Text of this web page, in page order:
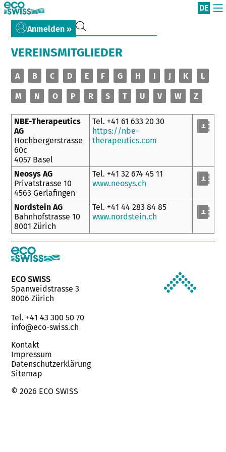
DE
VEREINSMITGLIEDER
A B C D E F G H I J K L
M N O P R S T U V W Z
NBE-Therapeutics
AG
Hochbergerstrasse
60c
4057 Basel
Tel. +41 61 633 20 30
https://nbe-
therapeutics.com
Neosys AG
Privatstrasse 10
4563 Gerlafingen
Tel. +41 32 674 45 11
www.neosys.ch
Nordstein AG
Bahnhofstrasse 10
8001 Zürich
Tel. +41 44 283 84 85
www.nordstein.ch
Anmelden »
ECO SWISS
Spanweidstrasse 3
8006 Zürich
Tel. +41 43 300 50 70
info@eco-swiss.ch
Kontakt
Impressum
Datenschutzerklärung
Sitemap
© 2026 ECO SWISS